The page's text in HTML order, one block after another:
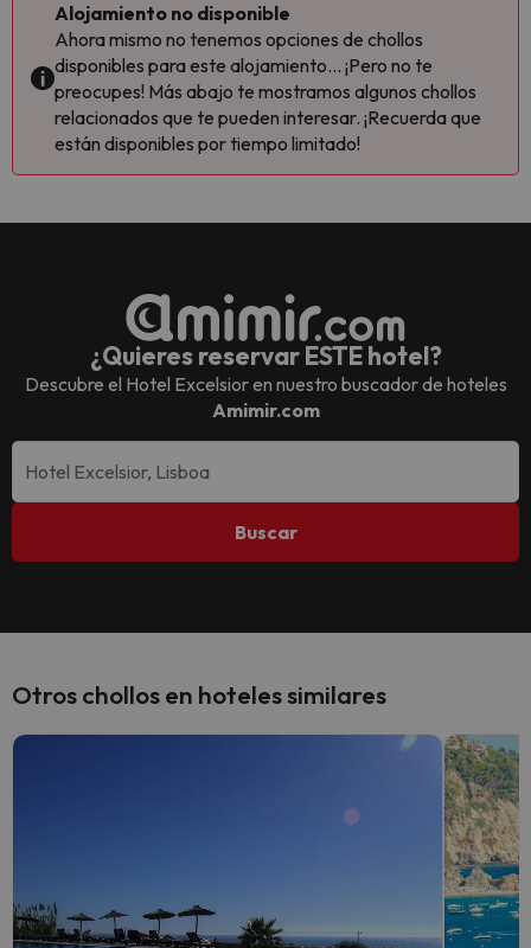
Alojamiento no disponible
Ahora mismo no tenemos opciones de chollos
disponibles para este alojamiento... ¡Pero no te
preocupes! Más abajo te mostramos algunos chollos
relacionados que te pueden interesar. ¡Recuerda que
están disponibles por tiempo limitado!
¿Quieres reservar ESTE hotel?
Descubre el Hotel Excelsioren nuestro buscador de hoteles
Amimir.com
Buscar
Otros chollos en hoteles similares